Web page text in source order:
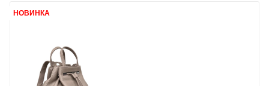
НОВИНКА